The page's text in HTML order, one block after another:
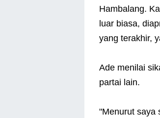
Hambalang.
luar biasa,
yang terakhir,
Ade menilai
partai lain.
"Menurut saya